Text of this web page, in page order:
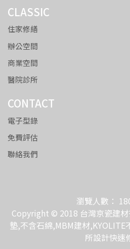
CLASSIC
住家修繕
辦公空間
商業空間
醫院診所
CONTACT
電子型錄
免費評估
聯絡我們
瀏覽人數：
Copyright © 2018 台灣京瓷建
墊,不含石綿,MBM建材
所設計快速